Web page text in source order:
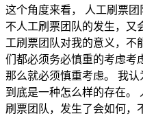
这个角度来看， 人工刷票团
不人工刷票团队的发生，又
工刷票团队对我的意义，不
们都必须务必慎重的考虑考
那么就必须慎重考虑。 我认
到底是一种怎么样的存在。
刷票团队，发生了会如何，